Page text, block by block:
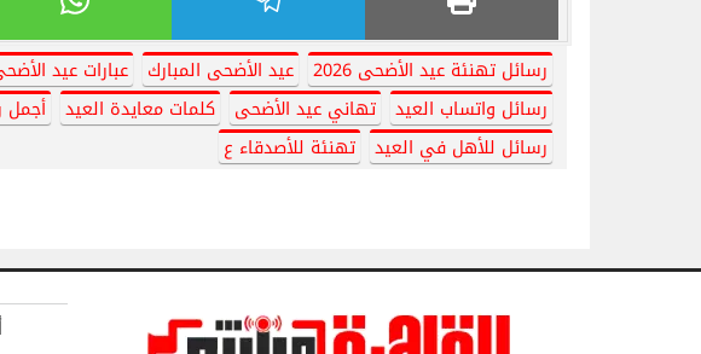
رسائل تهنئة عيد الأضحى 2026 عيد الأضحى المبارك عبارات عيد
رسائل واتساب العيد
تهاني عيد الأضحى كلمات معايدة العيد أجمل
رسائل للأهل في العيد
تهنئة للأصدقاء ع